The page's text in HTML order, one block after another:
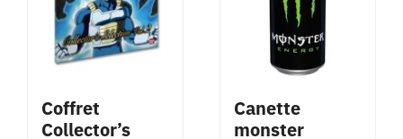
Coffret
Collector’s
Canette
monster